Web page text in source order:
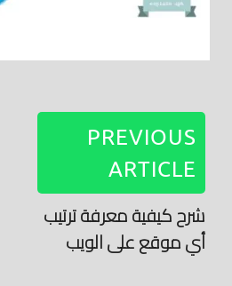
PREVIOUS
ARTICLE
شرح كيفية معرفة ترتيب
أي موقع على الويب